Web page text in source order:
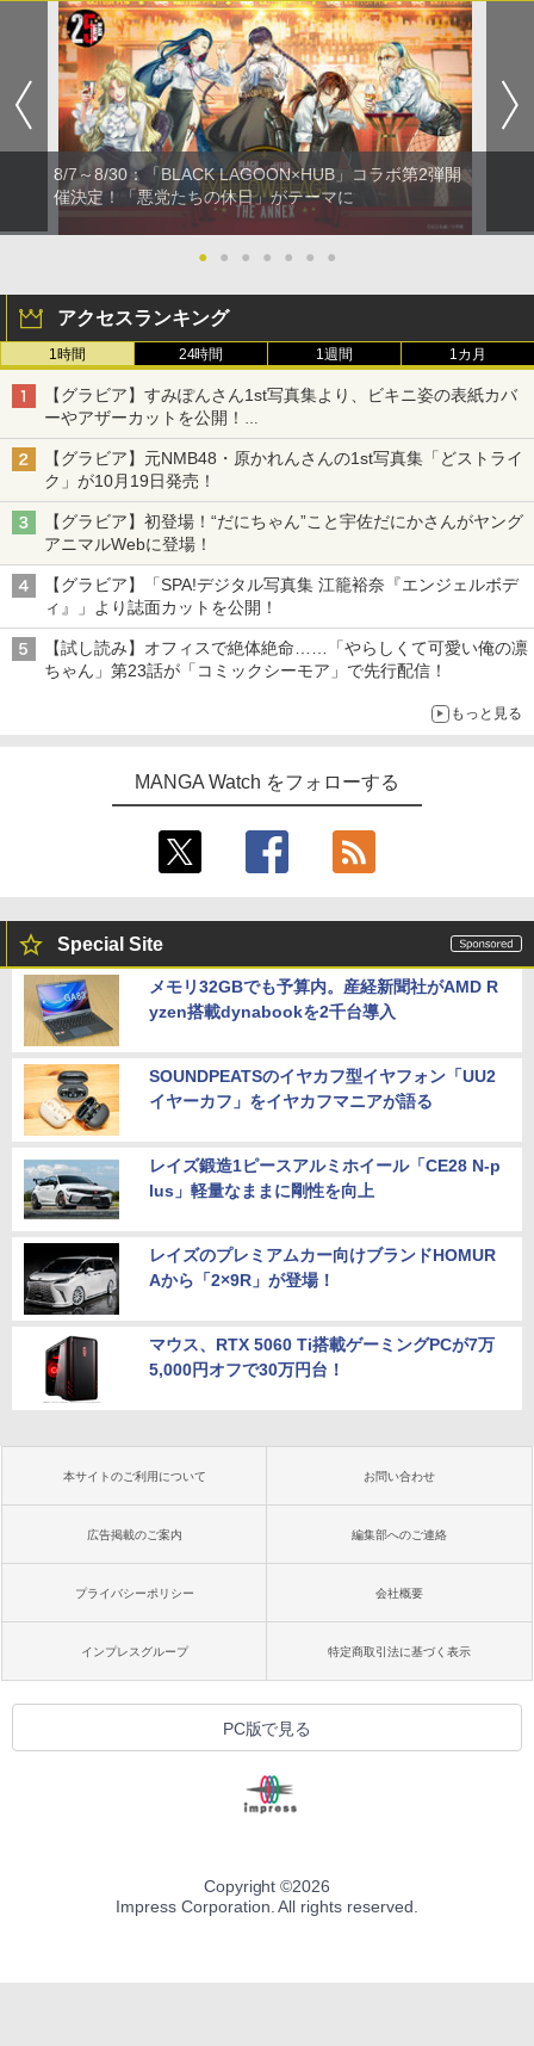
8/7～8/30：「BLACK LAGOON×HUB」コラボ第2弾開
催決定！「悪党たちの休日」がテーマに
● ● ● ● ● ● ●
アクセスランキング
1時間 24時間 1週間 1カ月
【グラビア】すみぽんさん1st写真集より、ビキニ姿の表紙カバ
ーやアザーカットを公開！
タイトルは「offcourt（オフコート）」に決定
【グラビア】元NMB48・原かれんさんの1st写真集「どストライ
ク」が10月19日発売！
【グラビア】初登場！“だにちゃん”こと宇佐だにかさんがヤング
アニマルWebに登場！
【グラビア】「SPA!デジタル写真集 江籠裕奈『エンジェルボデ
ィ』」より誌面カットを公開！
【試し読み】オフィスで絶体絶命……「やらしくて可愛い俺の凛
ちゃん」第23話が「コミックシーモア」で先行配信！
もっと見る
MANGA Watch をフォローする
Special Site
メモリ32GBでも予算内。産経新聞社がAMD R
yzen搭載dynabookを2千台導入
SOUNDPEATSのイヤカフ型イヤフォン「UU2
イヤーカフ」をイヤカフマニアが語る
レイズ鍛造1ピースアルミホイール「CE28 N-p
lus」軽量なままに剛性を向上
レイズのプレミアムカー向けブランドHOMUR
Aから「2×9R」が登場！
マウス、RTX 5060 Ti搭載ゲーミングPCが7万
5,000円オフで30万円台！
本サイトのご利用について お問い合わせ
広告掲載のご案内 編集部へのご連絡
プライバシーポリシー 会社概要
インプレスグループ 特定商取引法に基づく表示
PC版で見る
Copyright ©2026
Impress Corporation. All rights reserved.